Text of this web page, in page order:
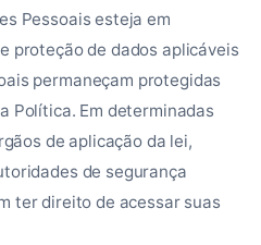
Pessoais esteja em
proteção de dados aplicáveis
permaneçam protegidas
Política. Em determinadas
de aplicação da lei,
de segurança
ter direito de acessar suas